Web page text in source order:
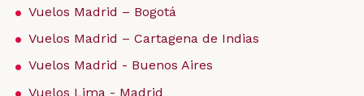
Vuelos Madrid – Bogotá
Vuelos Madrid – Cartagena de Indias
Vuelos Madrid - Buenos Aires
Vuelos Lima - Madrid